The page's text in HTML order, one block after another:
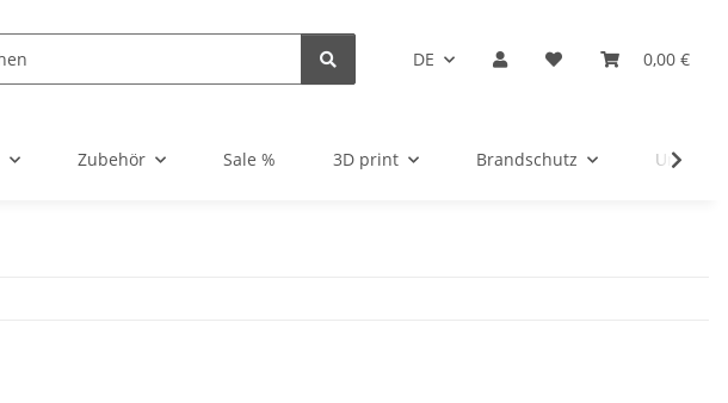
DE 0,00 €
Zubehör Sale % 3D print Brandschutz